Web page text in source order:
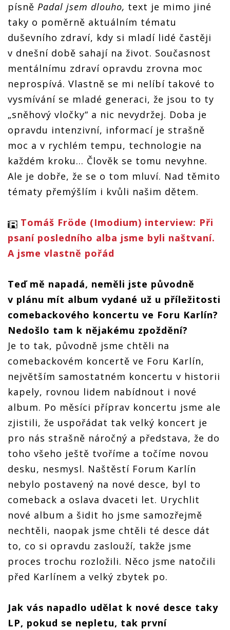
písně Padal jsem dlouho, text je mimo jiné
taky o poměrně aktuálním tématu
duševního zdraví, kdy si mladí lidé častěji
v dnešní době sahají na život. Současnost
mentálnímu zdraví opravdu zrovna moc
neprospívá. Vlastně se mi nelíbí takové to
vysmívání se mladé generaci, že jsou to ty
„sněhový vločky“ a nic nevydržej. Doba je
opravdu intenzivní, informací je strašně
moc a v rychlém tempu, technologie na
každém kroku… Člověk se tomu nevyhne.
Ale je dobře, že se o tom mluví. Nad těmito
tématy přemýšlím i kvůli našim dětem.
Tomáš Fröde (Imodium) interview: Při
psaní posledního alba jsme byli naštvaní.
A jsme vlastně pořád
Teď mě napadá, neměli jste původně
v plánu mít album vydané už u příležitosti
comebackového koncertu ve Foru Karlín?
Nedošlo tam k nějakému zpoždění?
Je to tak, původně jsme chtěli na
comebackovém koncertě ve Foru Karlín,
největším samostatném koncertu v historii
kapely, rovnou lidem nabídnout i nové
album. Po měsíci příprav koncertu jsme ale
zjistili, že uspořádat tak velký koncert je
pro nás strašně náročný a představa, že do
toho všeho ještě tvoříme a točíme novou
desku, nesmysl. Naštěstí Forum Karlín
nebylo postavený na nové desce, byl to
comeback a oslava dvaceti let. Urychlit
nové album a šidit ho jsme samozřejmě
nechtěli, naopak jsme chtěli té desce dát
to, co si opravdu zaslouží, takže jsme
proces trochu rozložili. Něco jsme natočili
před Karlínem a velký zbytek po.
Jak vás napadlo udělat k nové desce taky
LP, pokud se nepletu, tak první